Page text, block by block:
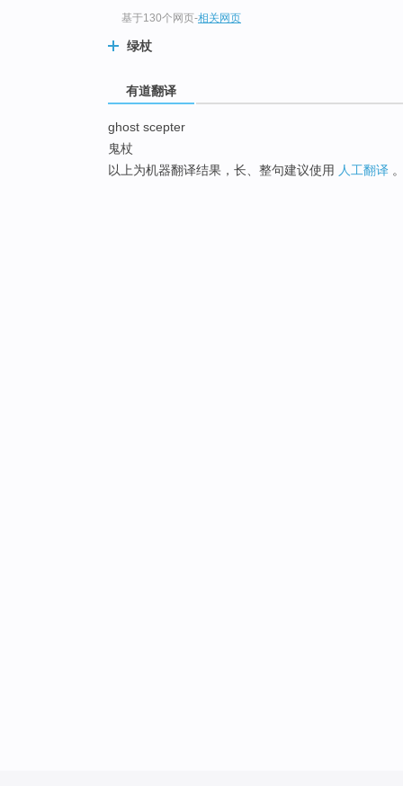
基于130个网页-相关网页
绿杖
有道翻译
ghost scepter
鬼杖
以上为机器翻译结果，长、整句建议使用 人工翻译